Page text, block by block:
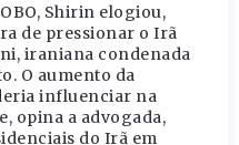
Shirin elogiou,
de pressionar o Irã
iraniana condenada
O aumento da
influenciar na
opina a advogada,
do Irã em